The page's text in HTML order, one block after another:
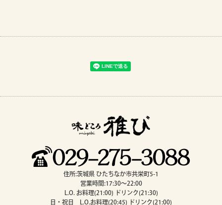
住所:茨城県 ひたちなか市共栄町5-1
営業時間:17:30～22:00
L.O. お料理(21:00) ドリンク(21:30)
日・祝日 L.O.お料理(20:45) ドリンク(21:00)